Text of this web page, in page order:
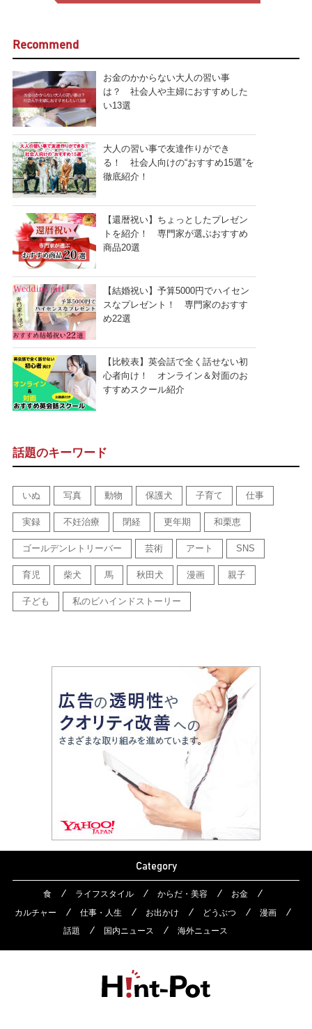
Recommend
お金のかからない大人の習い事
は？ 社会人や主婦におすすめした
い13選
大人の習い事で友達作りができ
る！ 社会人向けの“おすすめ15選”を
徹底紹介！
【還暦祝い】ちょっとしたプレゼン
トを紹介！ 専門家が選ぶおすすめ
商品20選
【結婚祝い】予算5000円でハイセン
スなプレゼント！ 専門家のおすす
め22選
【比較表】英会話で全く話せない初
心者向け！ オンライン＆対面のお
すすめスクール紹介
話題のキーワード
いぬ 写真 動物 保護犬 子育て 仕事
実録 不妊治療 閉経 更年期 和栗恵
ゴールデンレトリーバー 芸術 アート SNS
育児 柴犬 馬 秋田犬 漫画 親子
子ども 私のビハインドストーリー
Category
食 ライフスタイル からだ・美容
お金
カルチャー
仕事・人生 お出かけ どうぶつ
漫画
話題
国内ニュース 海外ニュース